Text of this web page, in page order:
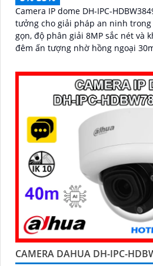
Camera IP dome DH-IPC-
tưởng cho giải pháp an ninh
gọn, độ phân giải 8MP sắc nét và
đêm ấn tượng nhờ hồng ngoại
công nghệ AI thông minh giúp
và phương tiện hỗ trợ POE, giảm
CAMERA DAHUA DH-IPC-